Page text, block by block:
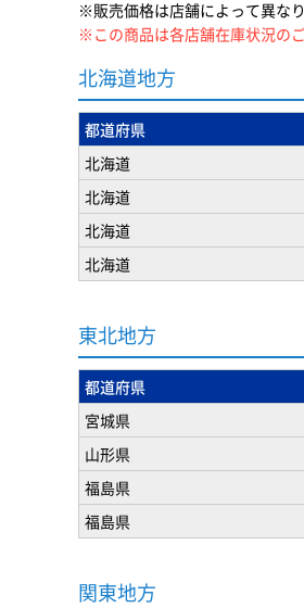
※販売価格は店舗によって異な
※この商品は各店舗在庫状況の
北海道地方
都道府県
北海道
北海道
北海道
北海道
東北地方
都道府県
宮城県
山形県
福島県
福島県
関東地方